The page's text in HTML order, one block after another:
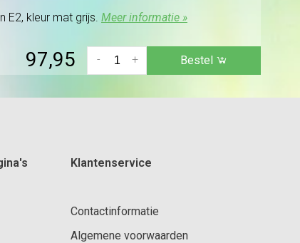
kleur mat grijs. Meer informatie »
97,95 +
- Bestel
Klantenservice
Contactinformatie
Algemene voorwaarden